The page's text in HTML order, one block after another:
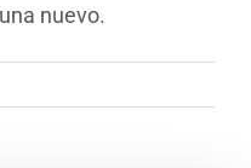
nuevo.